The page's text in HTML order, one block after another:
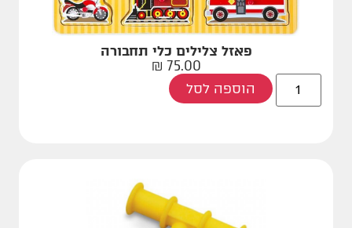
פאזל צלילים כלי תחבורה
75.00
₪
הוספה לסל